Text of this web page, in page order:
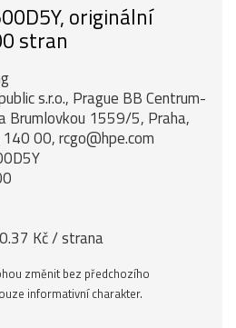
originální
stran
s.r.o., Prague BB Centrum-
Brumlovkou 1559/5, Praha,
00, rcgo@hpe.com
Kč / strana
změnit bez předchozího
informativní charakter.